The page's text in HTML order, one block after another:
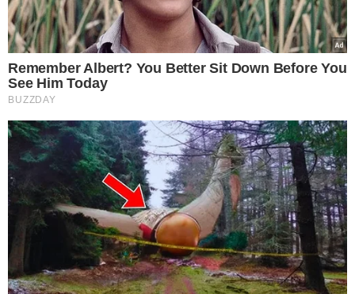
Foto: Raíssa Morais
Filhos do governador - Foto: Raíssa Morais